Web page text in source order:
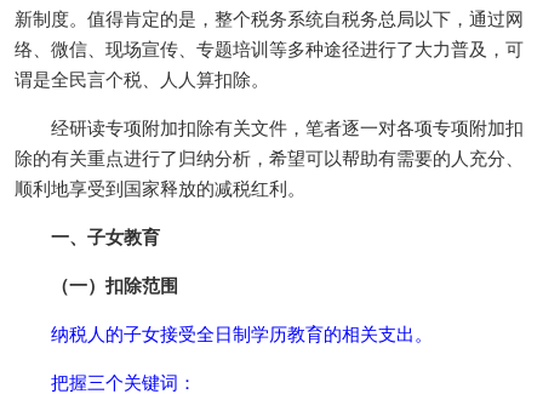
新制度。值得肯定的是，整个税务系统自税务总局以下，通过网
络、微信、现场宣传、专题培训等多种途径进行了大力普及，可
谓是全民言个税、人人算扣除。
经研读专项附加扣除有关文件，笔者逐一对各项专项附加扣
除的有关重点进行了归纳分析，希望可以帮助有需要的人充分、
顺利地享受到国家释放的减税红利。
一、子女教育
（一）扣除范围
纳税人的子女接受全日制学历教育的相关支出。
把握三个关键词：